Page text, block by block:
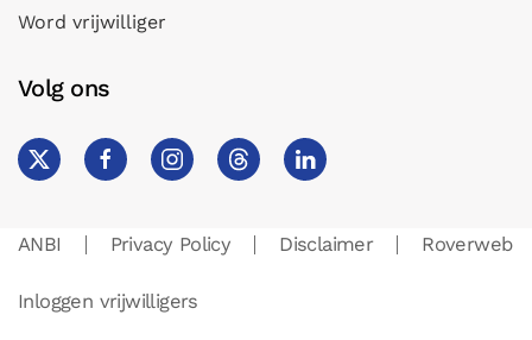
Word vrijwilliger
Volg ons
ANBI Privacy Policy Disclaimer Roverweb
Inloggen vrijwilligers